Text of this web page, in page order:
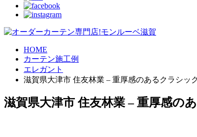
HOME
カーテン施工例
エレガント
滋賀県大津市 住友林業 – 重厚感のあるクラシッ
滋賀県大津市 住友林業 – 重厚感の